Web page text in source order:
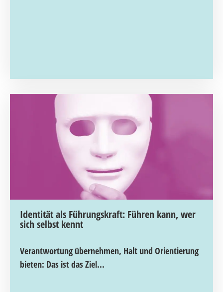
Identität als Führungskraft: Führen kann, wer
sich selbst kennt
Verantwortung übernehmen, Halt und Orientierung
bieten: Das ist das Ziel...